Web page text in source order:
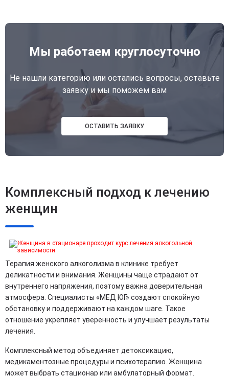
Мы работаем круглосуточно
Не нашли категорию или остались вопросы, оставьте
заявку и мы поможем вам
ОСТАВИТЬ ЗАЯВКУ
Комплексный подход к лечению
женщин
Терапия женского алкоголизма в клинике требует
деликатности и внимания. Женщины чаще страдают от
внутреннего напряжения, поэтому важна доверительная
атмосфера. Специалисты «МЕД ЮГ» создают спокойную
обстановку и поддерживают на каждом шаге. Такое
отношение укрепляет уверенность и улучшает результаты
лечения.
Комплексный метод объединяет детоксикацию,
медикаментозные процедуры и психотерапию. Женщина
может выбрать стационар или амбулаторный формат.